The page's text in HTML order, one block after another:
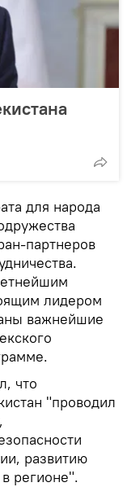
для народа
партнеров
лидером
важнейшие
что
"проводил
развитию
регионе".